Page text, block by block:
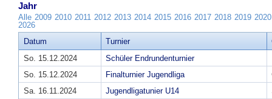
Jahr
Alle 2009 2010 2011 2012 2013 2014 2015 2016 2017 2018 2019 2020
2026
Datum
Turnier
So. 15.12.2024
Schüler Endrundenturnier
So. 15.12.2024
Finalturnier Jugendliga
Sa. 16.11.2024
Jugendligatunier U14